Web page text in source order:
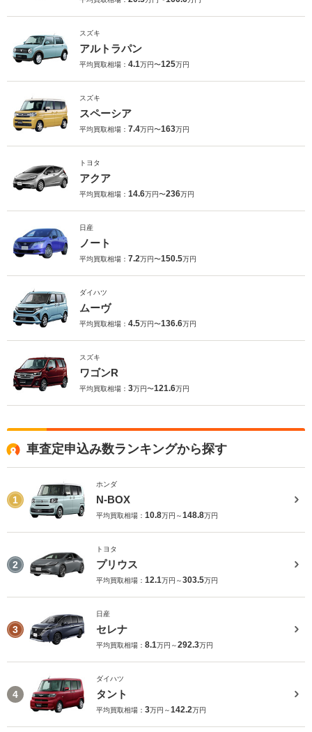
スズキ
アルトラパン
平均買取相場： 4.1万円〜125万円
スズキ
スペーシア
平均買取相場： 7.4万円〜163万円
トヨタ
アクア
平均買取相場： 14.6万円〜236万円
日産
ノート
平均買取相場： 7.2万円〜150.5万円
ダイハツ
ムーヴ
平均買取相場： 4.5万円〜136.6万円
スズキ
ワゴンR
平均買取相場： 3万円〜121.6万円
車査定申込み数ランキングから探す
1
ホンダ
N-BOX
平均買取相場： 10.8万円～148.8万円
2
トヨタ
プリウス
平均買取相場： 12.1万円～303.5万円
3
日産
セレナ
平均買取相場： 8.1万円～292.3万円
4
ダイハツ
タント
平均買取相場： 3万円～142.2万円